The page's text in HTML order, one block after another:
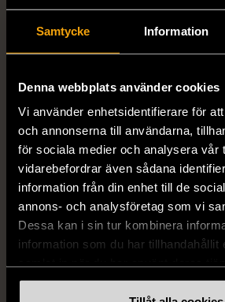
Samtycke Information
Denna webbplats använder cookies
Vi använder enhetsidentifierare för
och annonserna till användarna,
för sociala medier och analysera vår
vidarebefordrar även sådana
information från din enhet till de
annons- och analysföretag som vi
Dessa kan i sin tur kombinera
information som du har tillhandahållit
H&M - Leopardmönstrad
XS (32-34) Nytt skick
99 kr
M
129 kr